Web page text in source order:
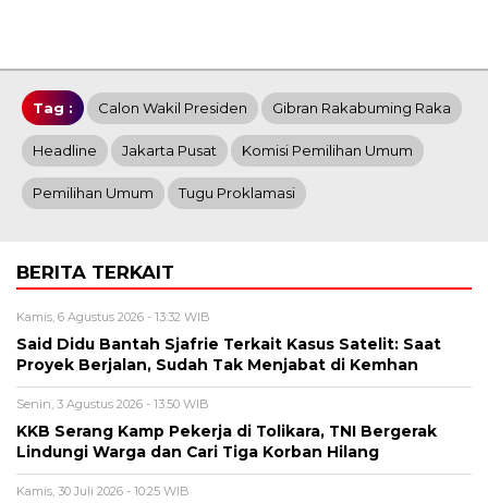
Tag : Calon Wakil Presiden Gibran Rakabuming Raka
Headline Jakarta Pusat Komisi Pemilihan Umum
Pemilihan Umum Tugu Proklamasi
BERITA TERKAIT
Kamis, 6 Agustus 2026 - 13:32 WIB
Said Didu Bantah Sjafrie Terkait Kasus Satelit: Saat
Proyek Berjalan, Sudah Tak Menjabat di Kemhan
Senin, 3 Agustus 2026 - 13:50 WIB
KKB Serang Kamp Pekerja di Tolikara, TNI Bergerak
Lindungi Warga dan Cari Tiga Korban Hilang
Kamis, 30 Juli 2026 - 10:25 WIB